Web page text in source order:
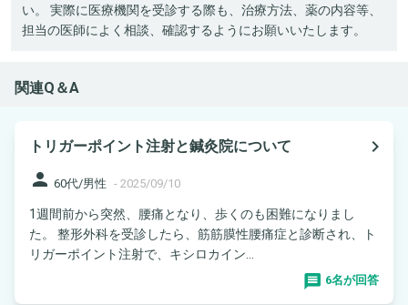
い。 実際に医療機関を受診する際も、治療方法、薬の内容等、
担当の医師によく相談、確認するようにお願いいたします。
関連Q＆A
トリガーポイント注射と鍼灸院について
navigate_next
person 60代/男性 - 2025/09/10
1週間前から突然、腰痛となり、歩くのも困難になりまし
た。 整形外科を受診したら、筋筋膜性腰痛症と診断され、ト
リガーポイント注射で、キシロカイン...
6名が回答